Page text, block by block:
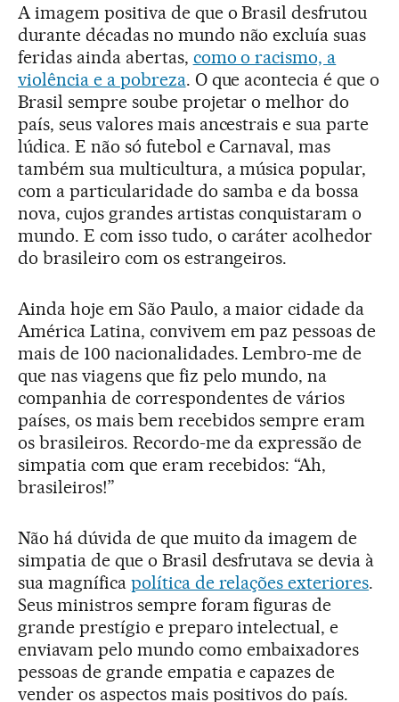
A imagem positiva de que o Brasil desfrutou
durante décadas no mundo não excluía suas
feridas ainda abertas, como o racismo, a
violência e a pobreza. O que acontecia é que o
Brasil sempre soube projetar o melhor do
país, seus valores mais ancestrais e sua parte
lúdica. E não só futebol e Carnaval, mas
também sua multicultura, a música popular,
com a particularidade do samba e da bossa
nova, cujos grandes artistas conquistaram o
mundo. E com isso tudo, o caráter acolhedor
do brasileiro com os estrangeiros.
Ainda hoje em São Paulo, a maior cidade da
América Latina, convivem em paz pessoas de
mais de 100 nacionalidades. Lembro-me de
que nas viagens que fiz pelo mundo, na
companhia de correspondentes de vários
países, os mais bem recebidos sempre eram
os brasileiros. Recordo-me da expressão de
simpatia com que eram recebidos: “Ah,
brasileiros!”
Não há dúvida de que muito da imagem de
simpatia de que o Brasil desfrutava se devia à
sua magnífica política de relações exteriores.
Seus ministros sempre foram figuras de
grande prestígio e preparo intelectual, e
enviavam pelo mundo como embaixadores
pessoas de grande empatia e capazes de
vender os aspectos mais positivos do país.